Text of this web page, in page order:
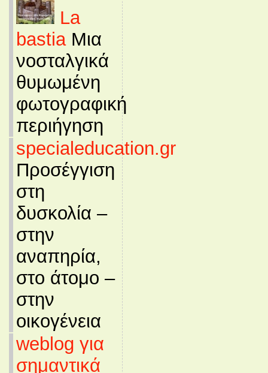
La
bastiaΜια
νοσταλγικά
θυμωμένη
φωτογραφική
περιήγηση
specialeducation.gr
Προσέγγιση
στη
δυσκολία –
στην
αναπηρία,
στο άτομο –
στην
οικογένεια
weblog για
σημαντικά